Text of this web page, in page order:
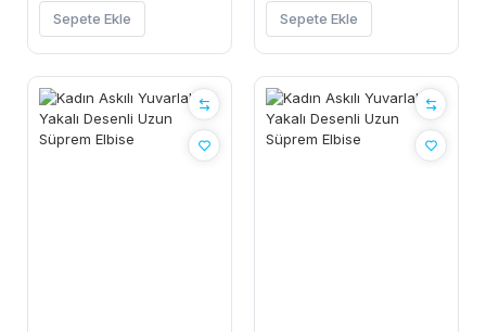
Sepete Ekle Sepete Ekle